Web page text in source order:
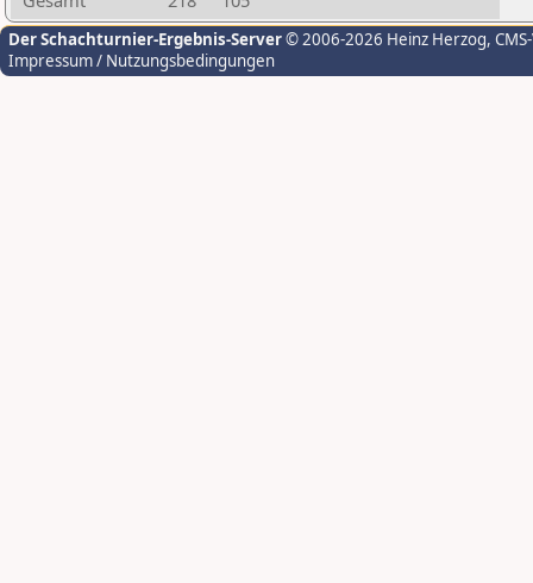
Der Schachturnier-Ergebnis-Server© 2006-2026 Heinz Herzog,
Impressum / Nutzungsbedingungen